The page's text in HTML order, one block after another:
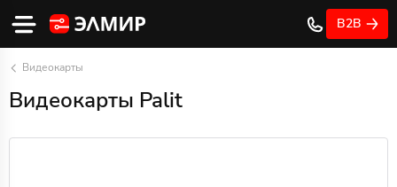
B2B
Видеокарты
Видеокарты Palit